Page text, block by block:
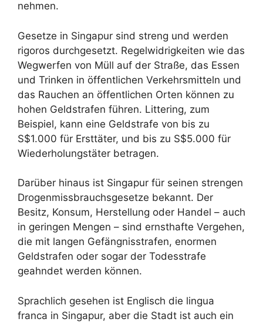
nehmen.
Gesetze in Singapur sind streng und werden
rigoros durchgesetzt. Regelwidrigkeiten wie das
Wegwerfen von Müll auf der Straße, das Essen
und Trinken in öffentlichen Verkehrsmitteln und
das Rauchen an öffentlichen Orten können zu
hohen Geldstrafen führen. Littering, zum
Beispiel, kann eine Geldstrafe von bis zu
S$1.000 für Ersttäter, und bis zu S$5.000 für
Wiederholungstäter betragen.
Darüber hinaus ist Singapur für seinen strengen
Drogenmissbrauchsgesetze bekannt. Der
Besitz, Konsum, Herstellung oder Handel – auch
in geringen Mengen – sind ernsthafte Vergehen,
die mit langen Gefängnisstrafen, enormen
Geldstrafen oder sogar der Todesstrafe
geahndet werden können.
Sprachlich gesehen ist Englisch die lingua
franca in Singapur, aber die Stadt ist auch ein